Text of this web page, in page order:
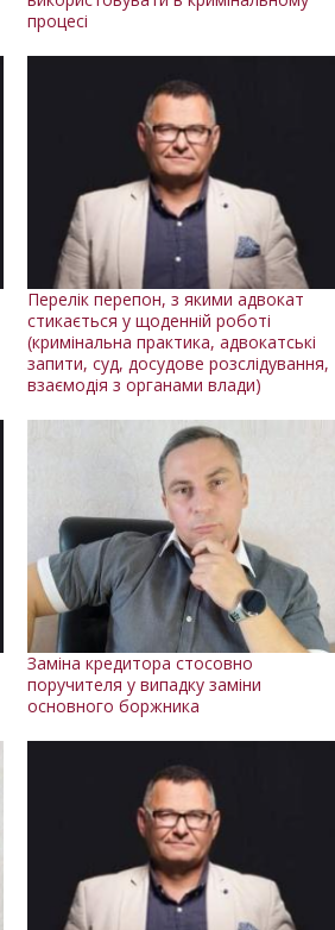
процесі
Перелік перепон, з якими адвокат
стикається у щоденній роботі
(кримінальна практика, адвокатські
запити, суд, досудове розслідування,
взаємодія з органами влади)
Заміна кредитора стосовно
поручителя у випадку заміни
основного боржника